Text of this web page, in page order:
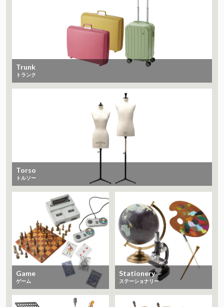
Trunk
トランク
Torso
トルソー
Game
ゲーム
Stationery
ステーショナリー